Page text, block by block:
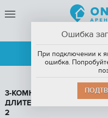
АРЕНДА
3-КОМНАТНАЯ КВАРТИРА,
ДЛИТЕЛЬНЫЙ СРОК В
2
Ошибка
При подключении к
ошибка.